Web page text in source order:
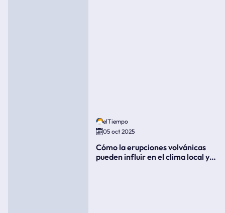
elTiempo
05 oct 2025
Cómo la erupciones volvánicas
pueden influir en el clima local y